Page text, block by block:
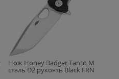
Нож Honey Badger Tanto M
сталь D2 рукоять Black FRN